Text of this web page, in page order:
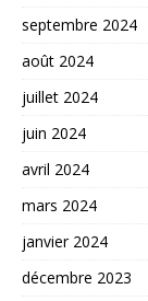
septembre 2024
août 2024
juillet 2024
juin 2024
avril 2024
mars 2024
janvier 2024
décembre 2023